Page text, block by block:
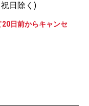
日除く)
日前からキャンセ